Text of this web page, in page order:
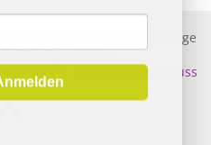
für Heilkundige
Geistiges Heilen
Haftungsausschluss